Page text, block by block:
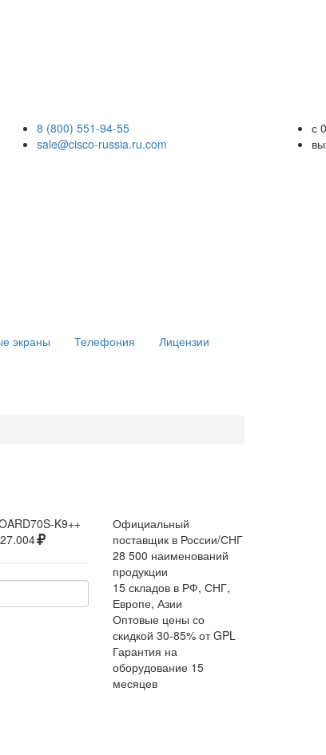
8 (800) 551-94-55
sale@cisco-russia.ru.com
с
экраны Телефония Лицензии
K9++
Официальный
поставщик в России/СНГ
28 500 наименований
продукции
15 складов в РФ, СНГ,
Европе, Азии
Оптовые цены со
скидкой 30-85% от GPL
Гарантия на
оборудование 15
месяцев